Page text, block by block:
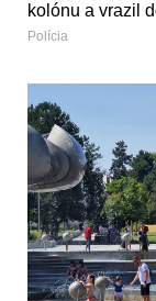
kolónu a vrazil
Polícia